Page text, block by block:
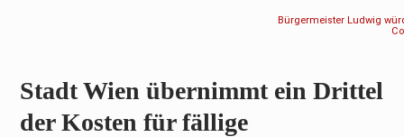
2
5
Bürgermeister Ludwig
Stadt Wien übernimmt ein Drittel
der Kosten für fällige